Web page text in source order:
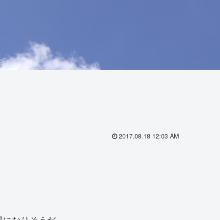
2017.08.18 12:03 AM